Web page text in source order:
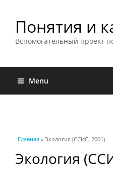
Понятия и
Вспомогательный проект
Menu
Вы здесь
Главная » Экология (ССИС, 2001)
Экология